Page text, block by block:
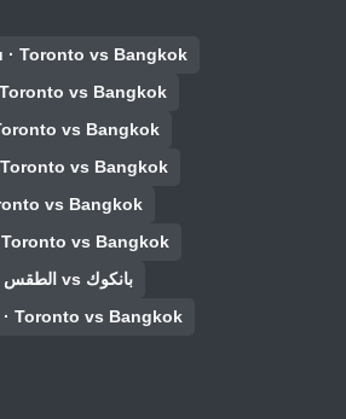
· Toronto vs Bangkok
Toronto vs Bangkok
vs Bangkok
vs Bangkok
vs Bangkok
Toronto vs Bangkok
الطقس · تورونتو vs بانكوك
· Toronto vs Bangkok